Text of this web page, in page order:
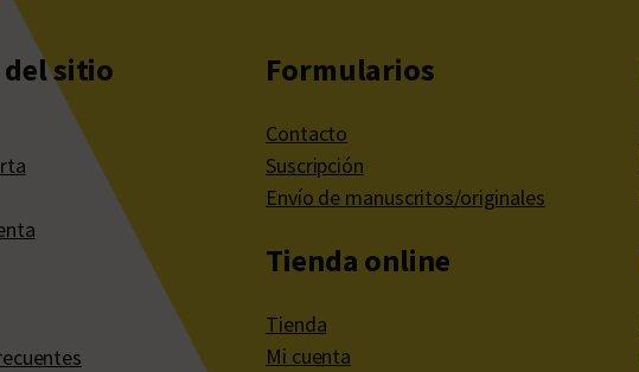
del sitio Formularios
Contacto
Suscripción
Envío de manuscritos/originales
Tienda online
Tienda
Mi cuenta